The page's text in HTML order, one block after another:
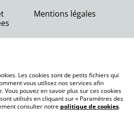
Mentions légales
de cookies
Les cookies sont de petits fichiers qui
vous utilisez nos services afin
pouvez en savoir plus sur ces cookies
utilisés en cliquant sur « Paramètres des
consulter notre politique de cookies.